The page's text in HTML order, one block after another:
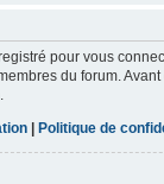
pour vous
du forum.
Politique de